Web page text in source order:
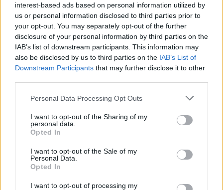
interest-based ads based on personal information utilized by
us or personal information disclosed to third parties prior to
your opt-out. You may separately opt-out of the further
disclosure of your personal information by third parties on the
IAB’s list of downstream participants. This information may
also be disclosed by us to third parties on the IAB’s List of
Downstream Participants that may further disclose it to other
Please note that this website/app uses one or more Google
not limited to your visit or usage behaviour. You may click to
grant or deny consent to Google and its third-party tags to
use your data for below specified purposes in below Google
consent section.
Personal Data Processing Opt Outs
I want to opt-out of the Sharing of my
personal data.
Opted In
I want to opt-out of the Sale of my
Personal Data.
Opted In
I want to opt-out of processing my
„Borzalmas. Biztosan borzalmasan érzi magát,
mert ez a bajnokság már a kezében volt.”
Video
Player
loading.
This
modal
window.
The media could not be loaded, either because
„Ő irányított, de aztán kicsúszott a kezei közül az